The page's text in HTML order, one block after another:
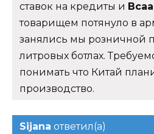
ставок на кредиты и Bcaa
товарищем потянуло в
занялись мы розничной
литровых ботлах.
понимать что Китай
производство.
Sijana ответил(а)